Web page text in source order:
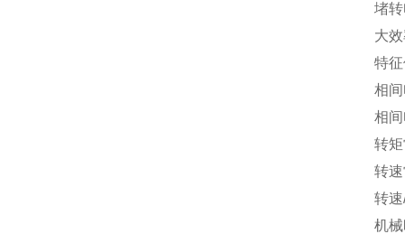
堵转
大效
特征
相间
相间
转矩
转速
转速/
机械